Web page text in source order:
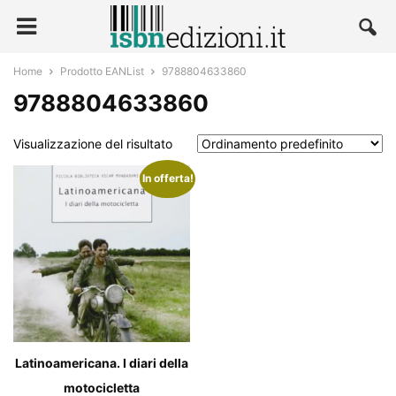
Home Prodotto EANList 9788804633860
9788804633860
Visualizzazione del risultato
In offerta!
Latinoamericana. I diari della
motocicletta